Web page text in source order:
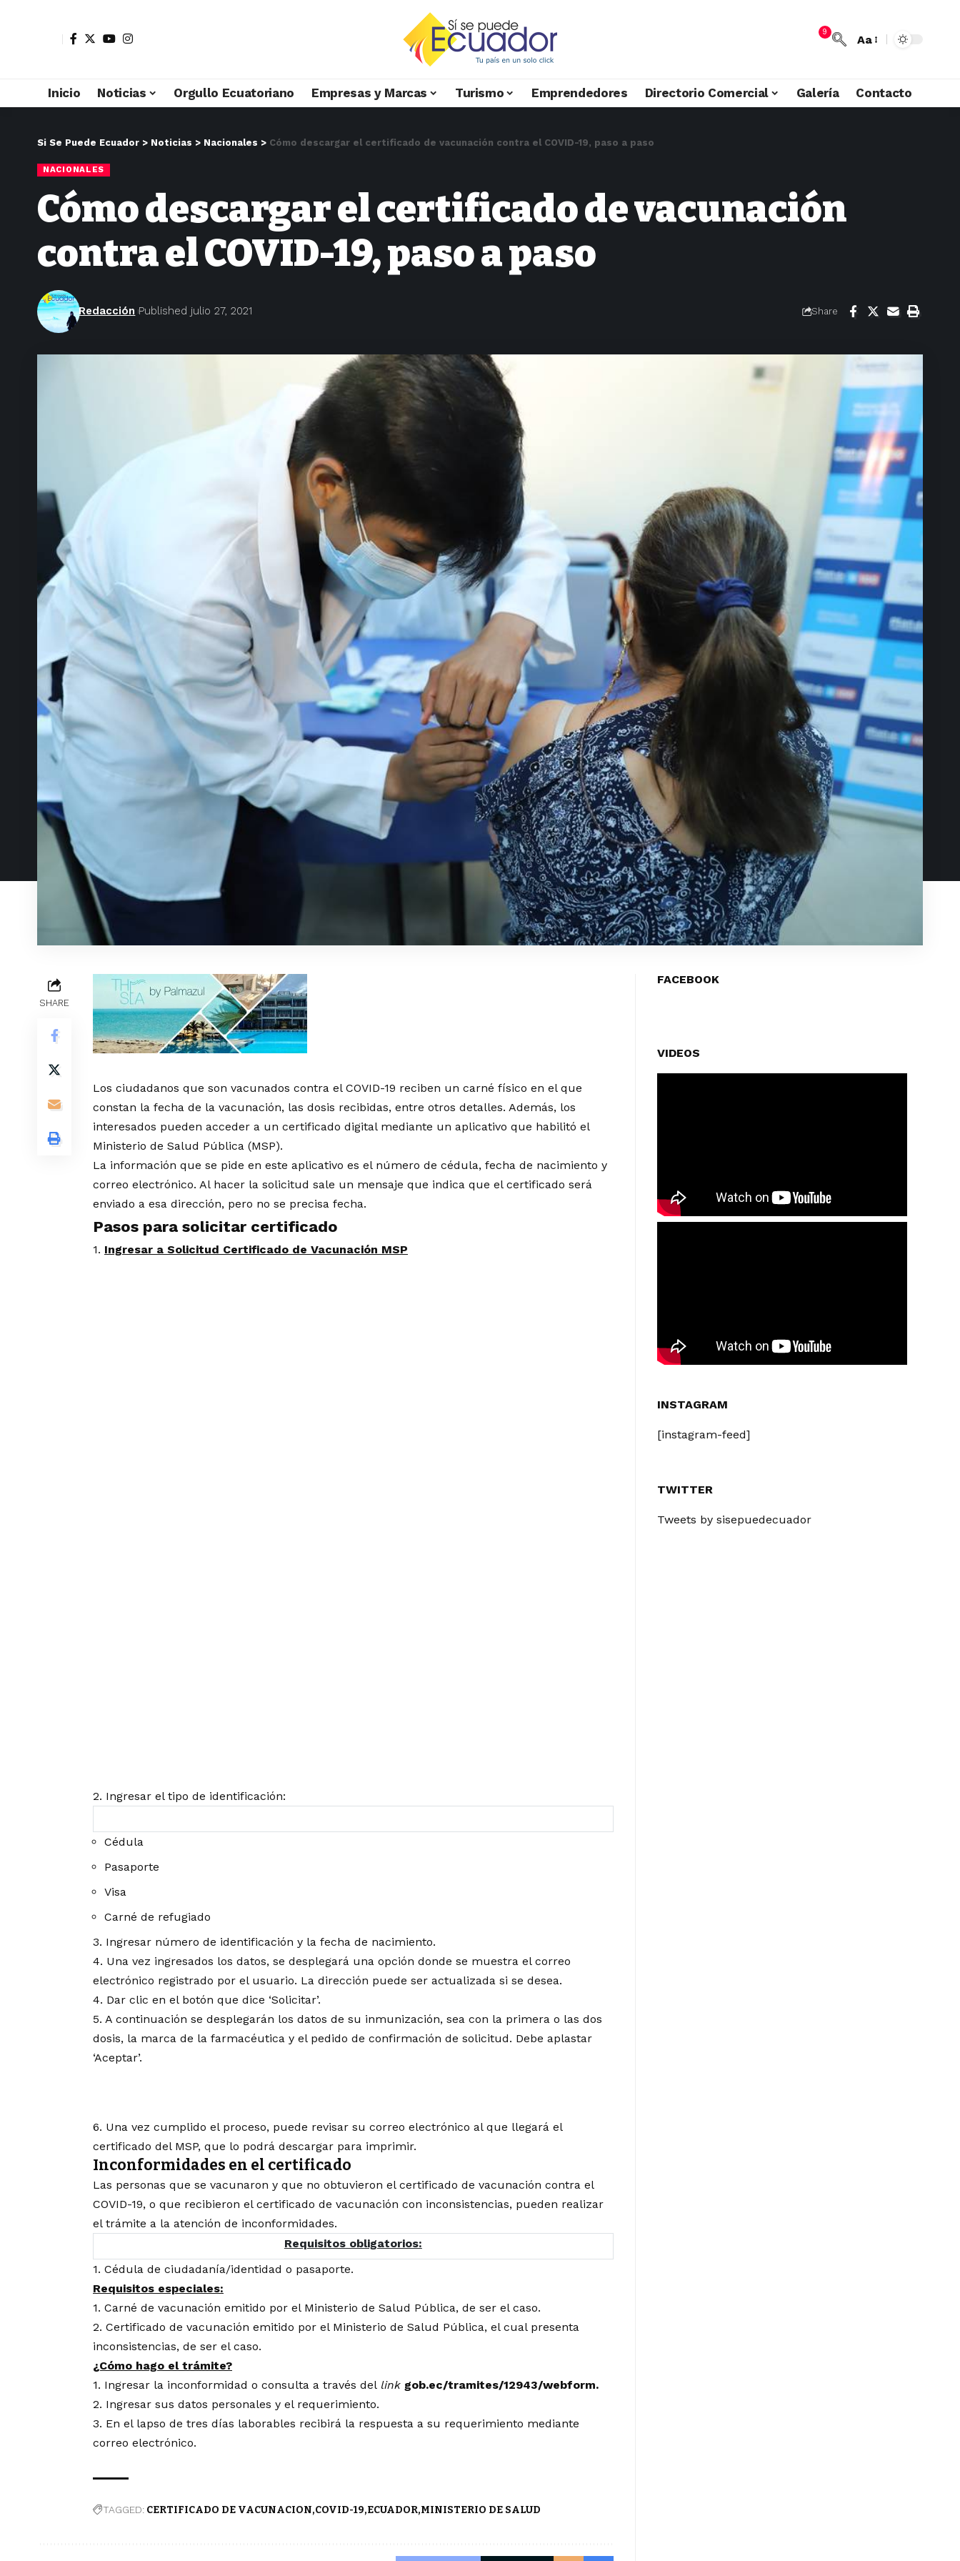
9
Aa
Inicio Noticias Orgullo Ecuatoriano Empresas y Marcas Turismo Emprendedores Directorio Comercial Galería Contacto
Si Se Puede Ecuador > Noticias > Nacionales > Cómo descargar el certificado de vacunación contra el COVID-19, paso a paso
NACIONALES
Cómo descargar el certificado de vacunación
contra el COVID-19, paso a paso
Redacción Published julio 27, 2021 Share
SHARE
Los ciudadanos que son vacunados contra el COVID-19 reciben un carné físico en el que
constan la fecha de la vacunación, las dosis recibidas, entre otros detalles. Además, los
interesados pueden acceder a un certificado digital mediante un aplicativo que habilitó el
Ministerio de Salud Pública (MSP).
La información que se pide en este aplicativo es el número de cédula, fecha de nacimiento y
correo electrónico. Al hacer la solicitud sale un mensaje que indica que el certificado será
enviado a esa dirección, pero no se precisa fecha.
Pasos para solicitar certificado
1. Ingresar a Solicitud Certificado de Vacunación MSP
2. Ingresar el tipo de identificación:
Cédula
Pasaporte
Visa
Carné de refugiado
3. Ingresar número de identificación y la fecha de nacimiento.
4. Una vez ingresados los datos, se desplegará una opción donde se muestra el correo
electrónico registrado por el usuario. La dirección puede ser actualizada si se desea.
4. Dar clic en el botón que dice ‘Solicitar’.
5. A continuación se desplegarán los datos de su inmunización, sea con la primera o las dos
dosis, la marca de la farmacéutica y el pedido de confirmación de solicitud. Debe aplastar
‘Aceptar’.
6. Una vez cumplido el proceso, puede revisar su correo electrónico al que llegará el
certificado del MSP, que lo podrá descargar para imprimir.
Inconformidades en el certificado
Las personas que se vacunaron y que no obtuvieron el certificado de vacunación contra el
COVID-19, o que recibieron el certificado de vacunación con inconsistencias, pueden realizar
el trámite a la atención de inconformidades.
Requisitos obligatorios:
1. Cédula de ciudadanía/identidad o pasaporte.
Requisitos especiales:
1. Carné de vacunación emitido por el Ministerio de Salud Pública, de ser el caso.
2. Certificado de vacunación emitido por el Ministerio de Salud Pública, el cual presenta
inconsistencias, de ser el caso.
¿Cómo hago el trámite?
1. Ingresar la inconformidad o consulta a través del link gob.ec/tramites/12943/webform.
2. Ingresar sus datos personales y el requerimiento.
3. En el lapso de tres días laborables recibirá la respuesta a su requerimiento mediante
correo electrónico.
TAGGED: CERTIFICADO DE VACUNACION COVID-19 ECUADOR MINISTERIO DE SALUD
FACEBOOK
VIDEOS
INSTAGRAM
[instagram-feed]
TWITTER
Tweets by sisepuedecuador